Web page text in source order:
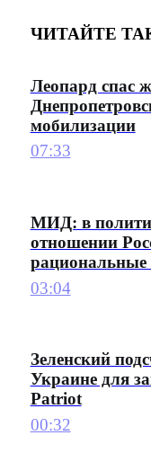
ЧИТАЙТЕ
Леопард спас
мобилизации
07:33
МИД: в
отношении
рациональные
03:04
Зеленский
Украине для
Patriot
00:32